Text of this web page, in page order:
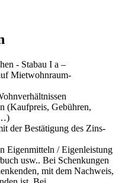
- Stabau I a –
Mietwohnraum-
(Kaufpreis, Gebühren,
…)
der Bestätigung des Zins-
Eigenmitteln / Eigenleistung
usw.. Bei Schenkungen
mit dem Nachweis,